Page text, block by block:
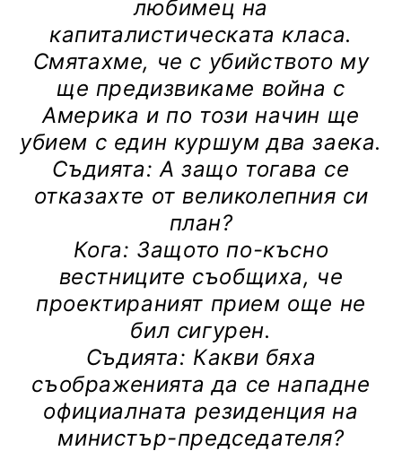
любимец на
капиталистическата класа.
Смятахме, че с убийството му
ще предизвикаме война с
Америка и по този начин ще
убием с един куршум два заека.
Съдията: А защо тогава се
отказахте от великолепния си
план?
Кога: Защото по-късно
вестниците съобщиха, че
проектираният прием още не
бил сигурен.
Съдията: Какви бяха
съображенията да се нападне
официалната резиденция на
министър-председателя?